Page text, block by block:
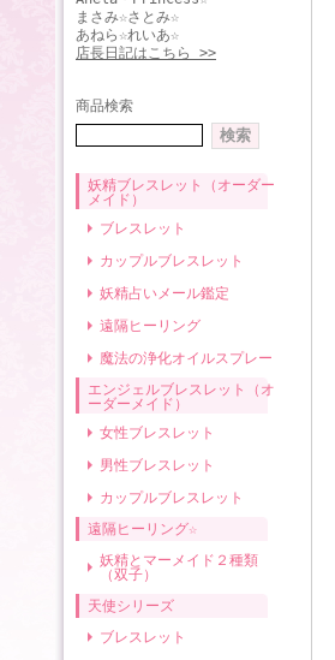
まさみ☆さとみ☆
あねら☆れいあ☆
店長日記はこちら >>
商品検索
妖精ブレスレット（オーダー
メイド）
ブレスレット
カップルブレスレット
妖精占いメール鑑定
遠隔ヒーリング
魔法の浄化オイルスプレー
エンジェルブレスレット（オ
ーダーメイド）
女性ブレスレット
男性ブレスレット
カップルブレスレット
遠隔ヒーリング☆
妖精とマーメイド２種類
（双子）
天使シリーズ
ブレスレット